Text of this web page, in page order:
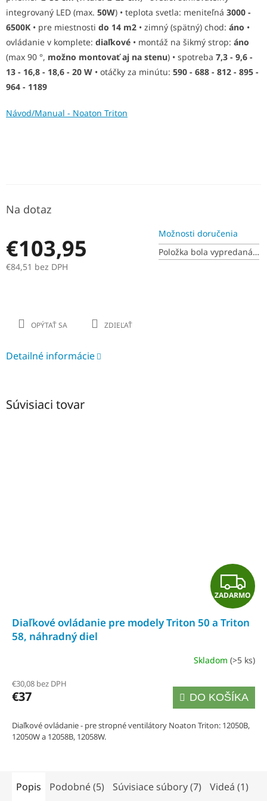
O
€103,95
€84,51 bez DPH
Na dotaz
Možnosti doručenia
Položka bola vypredaná…
integrovaný LED (max. 50W) • teplota svetla: meniteľná 3000 -
6500K • pre miestnosti do 14 m2 • zimný (spätný) chod: áno •
ovládanie v komplete: diaľkové • montáž na šikmý strop: áno
(max 90 °, možno montovať aj na stenu) • spotreba 7,3 - 9,6 -
13 - 16,8 - 18,6 - 20 W • otáčky za minútu: 590 - 688 - 812 - 895 -
964 - 1189
Návod/Manual - Noaton Triton
Detailné informácie
OPÝTAŤ SA ZDIEĽAŤ
Súvisiaci tovar
Z
A
D
A
R
M
O
ZADARMO
Diaľkové ovládanie pre modely Triton 50 a Triton
58, náhradný diel
Skladom (>5 ks)
€30,08 bez DPH
€37 DO KOŠÍKA
Diaľkové ovládanie - pre stropné ventilátory Noaton Triton: 12050B,
12050W a 12058B, 12058W.
Popis Podobné (5) Súvisiace súbory (7) Videá (1)